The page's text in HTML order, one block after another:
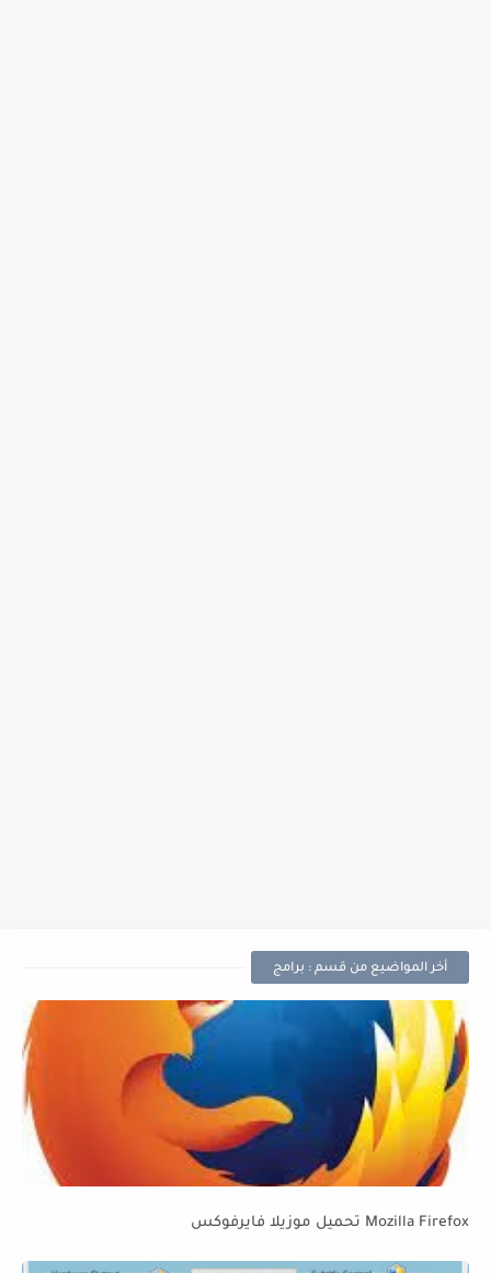
أخر المواضيع من قسم : برامج
Mozilla Firefox تحميل موزيلا فايرفوكس